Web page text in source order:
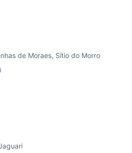
de Moraes, Sítio do Morro